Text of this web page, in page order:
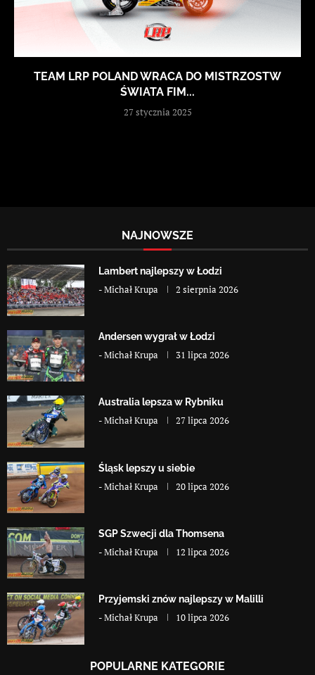
TEAM LRP POLAND WRACA DO MISTRZOSTW
ŚWIATA FIM...
27 stycznia 2025
NAJNOWSZE
Lambert najlepszy w Łodzi
-Michał Krupa 2 sierpnia 2026
Andersen wygrał w Łodzi
-Michał Krupa 31 lipca 2026
Australia lepsza w Rybniku
-Michał Krupa 27 lipca 2026
Śląsk lepszy u siebie
-Michał Krupa 20 lipca 2026
SGP Szwecji dla Thomsena
-Michał Krupa 12 lipca 2026
Przyjemski znów najlepszy w Malilli
-Michał Krupa 10 lipca 2026
POPULARNE KATEGORIE